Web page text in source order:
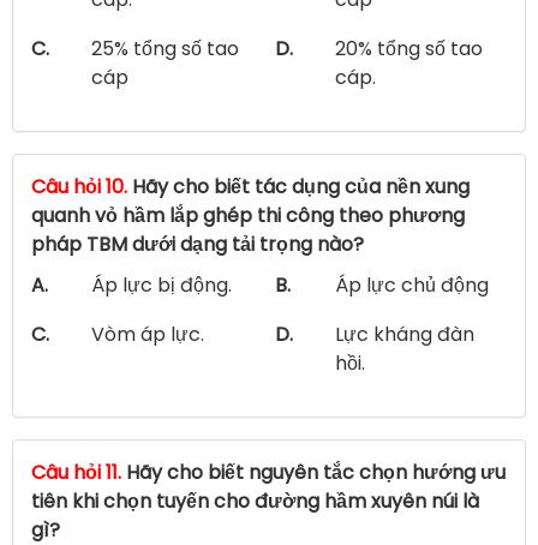
C.
25% tổng số tao
cáp
D.
20% tổng số tao
cáp.
Câu hỏi 10. Hãy cho biết tác dụng của nền xung
quanh vỏ hầm lắp ghép thi công theo phương
pháp TBM dưới dạng tải trọng nào?
A.
Áp lực bị động. B.
Áp lực chủ động
C.
Vòm áp lực. D.
Lực kháng đàn
hồi.
Câu hỏi 11. Hãy cho biết nguyên tắc chọn hướng ưu
tiên khi chọn tuyến cho đường hầm xuyên núi là
gì?